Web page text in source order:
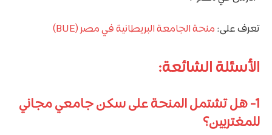
تعرف على: منحة الجامعة البريطانية في مصر (BUE)
الأسئلة الشائعة:
1- هل تشتمل المنحة على سكن جامعي مجاني
للمغتربين؟